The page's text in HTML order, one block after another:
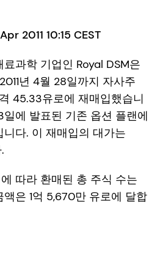
2011 10:15 CEST
과학 기업인 Royal DSM은
년 4월 28일까지 자사주
45.33유로에 재매입했습니
일에 발표된 기존 옵션 플랜에
다. 이 재매입의 대가는
따라 환매된 총 주식 수는
은 1억 5,670만 유로에 달합